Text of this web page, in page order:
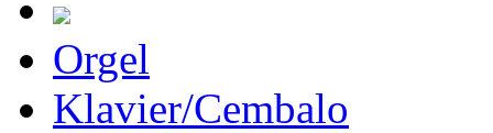
Orgel
Klavier/Cembalo